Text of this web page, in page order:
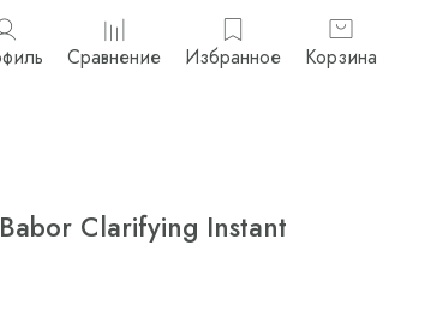
Сравнение Избранное Корзина
Clarifying Instant